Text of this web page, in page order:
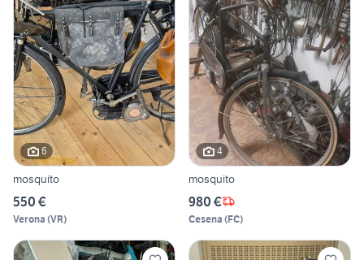
6
mosquito
550 €
Verona (VR)
4
mosquito
980 €
Cesena (FC)